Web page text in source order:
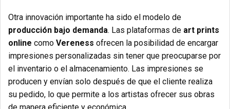
Otra innovación importante ha sido el modelo de
producción bajo demanda. Las plataformas de art prints
online como Vereness ofrecen la posibilidad de encargar
impresiones personalizadas sin tener que preocuparse por
el inventario o el almacenamiento. Las impresiones se
producen y envían solo después de que el cliente realiza
su pedido, lo que permite a los artistas ofrecer sus obras